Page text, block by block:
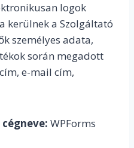
logok
kerülnek a Szolgáltató
személyes adata,
során megadott
e-mail cím,
WPForms